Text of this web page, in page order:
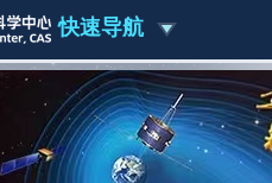
快速导航